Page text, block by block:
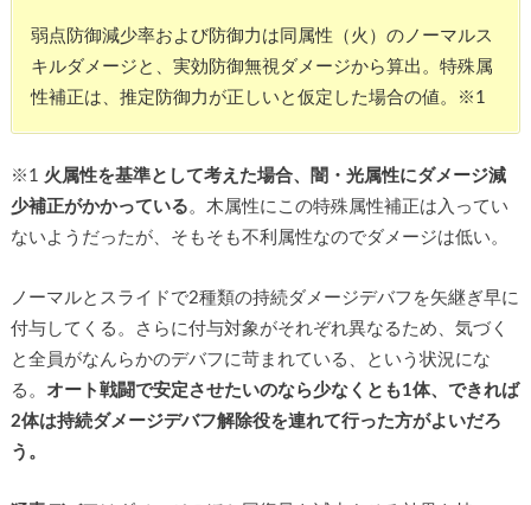
弱点防御減少率および防御力は同属性（火）のノーマルス
キルダメージと、実効防御無視ダメージから算出。特殊属
性補正は、推定防御力が正しいと仮定した場合の値。※1
※1 火属性を基準として考えた場合、闇・光属性にダメージ減
少補正がかかっている 。木属性にこの特殊属性補正は入ってい
ないようだったが、そもそも不利属性なのでダメージは低い。
ノーマルとスライドで2種類の持続ダメージデバフを矢継ぎ早に
付与してくる。さらに付与対象がそれぞれ異なるため、気づく
と全員がなんらかのデバフに苛まれている、という状況にな
る。 オート戦闘で安定させたいのなら少なくとも1体、できれば
2体は持続ダメージデバフ解除役を連れて行った方がよいだろ
う。